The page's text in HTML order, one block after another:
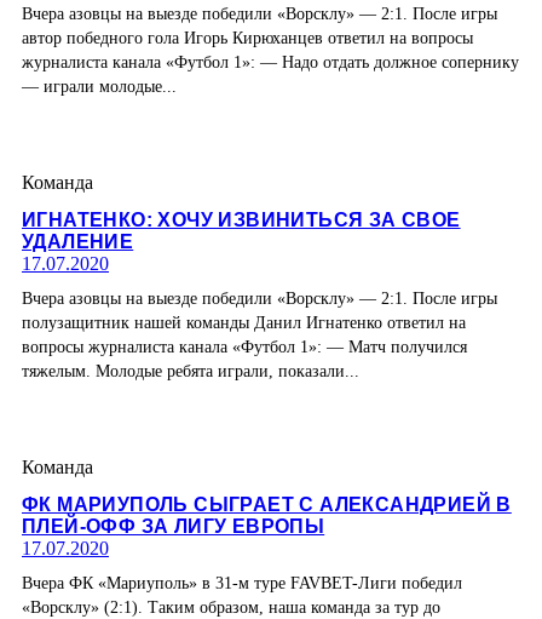
Вчера азовцы на выезде победили «Ворсклу» — 2:1. После игры
автор победного гола Игорь Кирюханцев ответил на вопросы
журналиста канала «Футбол 1»: — Надо отдать должное сопернику
— играли молодые...
Команда
ИГНАТЕНКО: ХОЧУ ИЗВИНИТЬСЯ ЗА СВОЕ
УДАЛЕНИЕ
17.07.2020
Вчера азовцы на выезде победили «Ворсклу» — 2:1. После игры
полузащитник нашей команды Данил Игнатенко ответил на
вопросы журналиста канала «Футбол 1»: — Матч получился
тяжелым. Молодые ребята играли, показали...
Команда
ФК МАРИУПОЛЬ СЫГРАЕТ С АЛЕКСАНДРИЕЙ В
ПЛЕЙ-ОФФ ЗА ЛИГУ ЕВРОПЫ
17.07.2020
Вчера ФК «Мариуполь» в 31-м туре FAVBET-Лиги победил
«Ворсклу» (2:1). Таким образом, наша команда за тур до